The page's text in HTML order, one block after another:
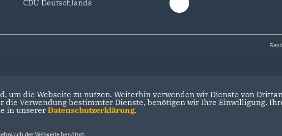
CDU Deutschlands
um die Webseite zu nutzen. Weiterhin verwenden wir Dienste von
die Verwendung bestimmter Dienste, benötigen wir Ihre Einwilligung.
in unserer Datenschutzerklärung.
der Webseite benötigt.